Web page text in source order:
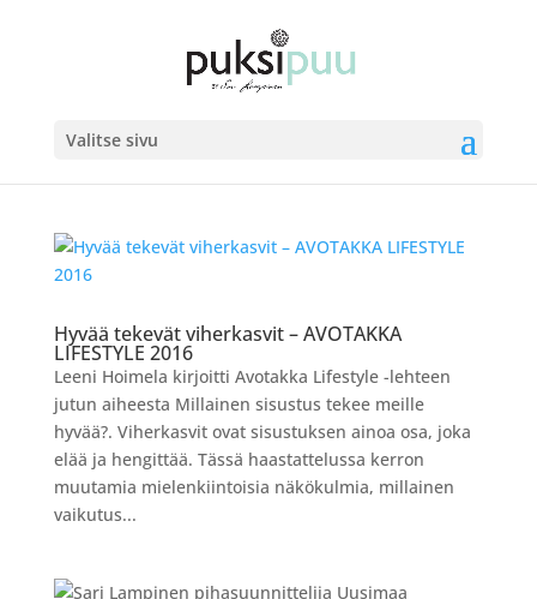
Valitse sivu
Hyvää tekevät viherkasvit – AVOTAKKA
LIFESTYLE 2016
Leeni Hoimela kirjoitti Avotakka Lifestyle -lehteen
jutun aiheesta Millainen sisustus tekee meille
hyvää?. Viherkasvit ovat sisustuksen ainoa osa, joka
elää ja hengittää. Tässä haastattelussa kerron
muutamia mielenkiintoisia näkökulmia, millainen
vaikutus...